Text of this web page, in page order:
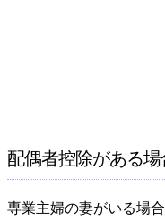
配偶者控除がある
専業主婦の妻がいる場